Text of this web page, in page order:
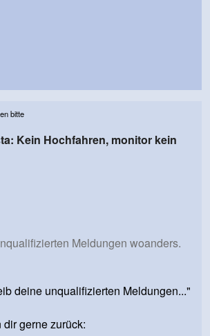
bitte
Kein Hochfahren, monitor kein
Meldungen woanders.
deine unqualifizierten Meldungen..."
gerne zurück: